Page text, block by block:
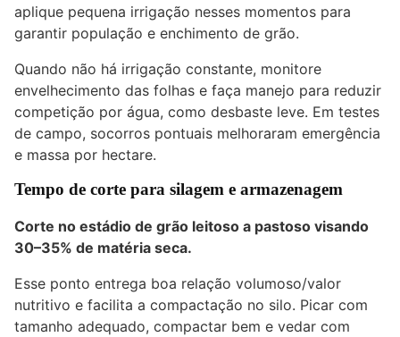
aplique pequena irrigação nesses momentos para
garantir população e enchimento de grão.
Quando não há irrigação constante, monitore
envelhecimento das folhas e faça manejo para reduzir
competição por água, como desbaste leve. Em testes
de campo, socorros pontuais melhoraram emergência
e massa por hectare.
Tempo de corte para silagem e armazenagem
Corte no estádio de grão leitoso a pastoso visando
30–35% de matéria seca.
Esse ponto entrega boa relação volumoso/valor
nutritivo e facilita a compactação no silo. Picar com
tamanho adequado, compactar bem e vedar com